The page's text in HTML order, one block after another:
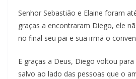
Senhor Sebastião e Elaine foram
graças a encontraram Diego, ele
no final seu pai e sua irmã o
E graças a Deus, Diego voltou
salvo ao lado das pessoas que o